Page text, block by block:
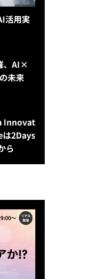
活用実
、AI×
未来
Innovat
2Days
ら